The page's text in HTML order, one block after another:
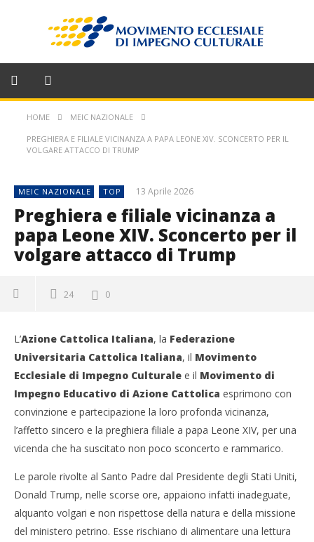
HOME MEIC NAZIONALE
PREGHIERA E FILIALE VICINANZA A PAPA LEONE XIV. SCONCERTO PER IL
VOLGARE ATTACCO DI TRUMP
MEIC NAZIONALE TOP 13 Aprile 2026
Preghiera e filiale vicinanza a
papa Leone XIV. Sconcerto per il
volgare attacco di Trump
24 0
L’Azione Cattolica Italiana, la Federazione
Universitaria Cattolica Italiana, il Movimento
Ecclesiale di Impegno Culturale e il Movimento di
Impegno Educativo di Azione Cattolica esprimono con
convinzione e partecipazione la loro profonda vicinanza,
l’affetto sincero e la preghiera filiale a papa Leone XIV, per una
vicenda che ha suscitato non poco sconcerto e rammarico.
Le parole rivolte al Santo Padre dal Presidente degli Stati Uniti,
Donald Trump, nelle scorse ore, appaiono infatti inadeguate,
alquanto volgari e non rispettose della natura e della missione
del ministero petrino. Esse rischiano di alimentare una lettura